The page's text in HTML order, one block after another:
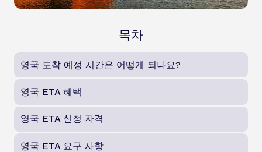
목차
영국 도착 예정 시간은 어떻게 되나요?
영국 ETA 혜택
영국 ETA 신청 자격
영국 ETA 요구 사항